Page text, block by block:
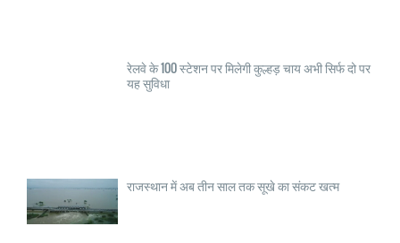
रेलवे के 100 स्टेशन पर मिलेगी कुल्हड़ चाय अभी सिर्फ दो पर
यह सुविधा
राजस्थान में अब तीन साल तक सूखे का संकट खत्म